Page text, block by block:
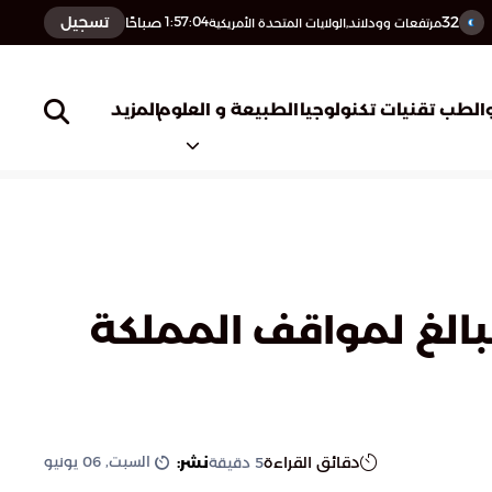
32مرتفعات وودلاند,الولايات المتحدة الأمريكية1:57:05 صباحًا تسجيل
تقنيات تكنولوجياالطبيعة و العلومالمزيد
لمواقف المملكة
دقائق القراءة5 دقيقةنشر: السبت, 06 يونيو